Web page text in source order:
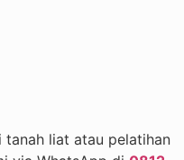
tanah liat atau pelatihan